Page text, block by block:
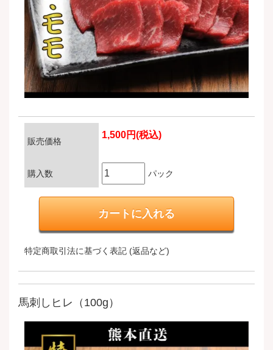
販売価格
1,500円(税込)
購入数 パック
特定商取引法に基づく表記 (返品など)
馬刺しヒレ（100g）